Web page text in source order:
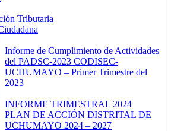
Tributaria
Informe de Cumplimiento de Actividades
del PADSC-2023 CODISEC-
UCHUMAYO – Primer Trimestre del
2023
INFORME TRIMESTRAL 2024
PLAN DE ACCIÓN DISTRITAL DE
UCHUMAYO 2024 – 2027